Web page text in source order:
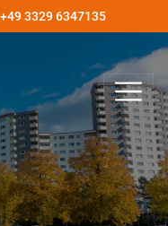
3329 6347135